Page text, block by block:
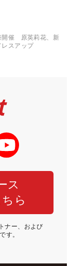
開催 原英莉花、新
スアップ
ス
ら
ナー、および
す。